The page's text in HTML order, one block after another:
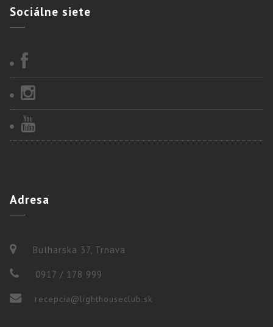
Sociálne siete
Adresa
Bulharska 37, Trnava
0917 / 178 999
recepcia@lighthouseclub.sk